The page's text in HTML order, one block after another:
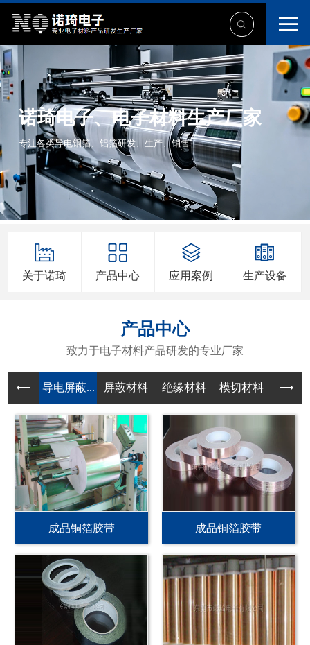
诺琦电子、电子材料生产厂家
专注各类导电铜箔、铝箔研发、生产、销售
关于诺琦 产品中心 应用案例 生产设备
产品中心
致力于电子材料产品研发的专业厂家
导电屏蔽... 屏蔽材料 绝缘材料 模切材料
成品铜箔胶带 成品铜箔胶带